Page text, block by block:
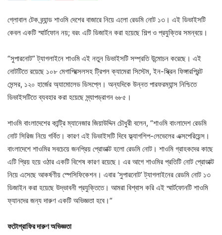
গ্লোবাল টেক ব্র্যান্ড শাওমি দেশের বাজারে নিয়ে এলো রেডমি নোট ১৩। এই ডিভাইসটি
কেবল একটি স্মার্টফোন নয়; বরং এটি ডিজাইন করা হয়েছে শিল্প ও প্রযুক্তির সমন্বয়ে।
“সুপারনোট” ট্যাগলাইনে শাওমি এই নতুন ডিভাইসটি সম্প্রতি উন্মোচন করেছে। এই
নোটটিতে রয়েছে ১০৮ মেগাপিক্সেলসহ ট্রিপল ক্যামেরা সিস্টেম, ইন-স্ক্রিন ফিঙ্গারপ্রিন্ট
সেন্সর, ১২০ হার্জের অ্যামোলেড ডিসপ্লে। অন্যদিকে উন্নত পারফরম্যান্স নিশ্চিতে
ডিভাইসটিতে ব্যবহার করা হয়েছে স্ন্যাপড্রাগন ৬৮৫।
শাওমি বাংলাদেশের কান্ট্রি ম্যানেজার জিয়াউদ্দিন চৌধুরী বলেন, “শাওমি বাংলাদেশ রেডমি
নোট সিরিজ নিয়ে গর্বিত। কারণ এই ডিভাইসটি দিবে ফ্ল্যাগশিপ-লেভেলের এক্সপেরিয়েন্স।
বাংলাদেশে শাওমির সবচেয়ে জনপ্রিয় প্রোডাক্ট হলো রেডমি নোট। শাওমি গ্রাহকদের কাছে
এটি প্রিয় হয়ে ওঠার একটি বিশেষ কারণ রয়েছে। এর আগে শাওমির প্রতিটি নোট প্রোডাক্ট
নিয়ে এসেছে আকর্ষণীয় স্পেসিফিকেশন। এবার ‘সুপারনোট’ ট্যাগলাইনের রেডমি নোট ১৩
ডিজাইন করা হয়েছে উদ্ভাবনী প্রযুক্তিতে। আমরা বিশ্বাস করি এই স্মার্টফোনটি শাওমি
ফ্যানদের জন্য দারুণ একটি অভিজ্ঞতা হবে।“
ফটোগ্রাফির দারুণ অভিজ্ঞতা